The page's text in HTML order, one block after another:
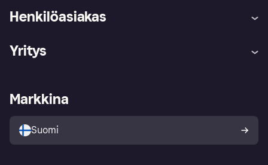
Henkilöasiakas
Ohje
Kirjaudu sisään
Tutustu kauppoihin
Ostajan turva
Yritys
Kirjaudu sisään yrityksenä
Markkina
Suomi